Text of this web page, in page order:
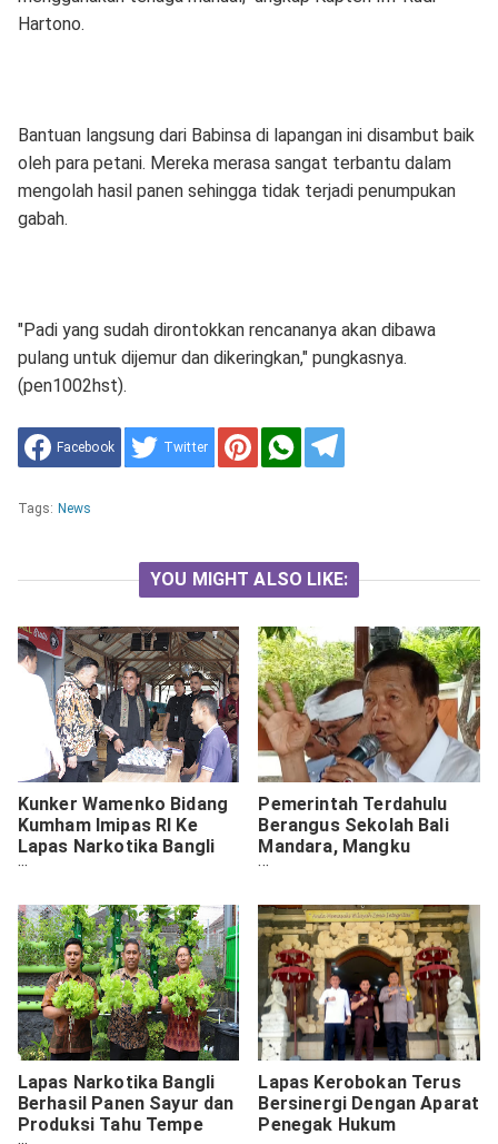
Hartono.
Bantuan langsung dari Babinsa di lapangan ini disambut baik
oleh para petani. Mereka merasa sangat terbantu dalam
mengolah hasil panen sehingga tidak terjadi penumpukan
gabah.
"Padi yang sudah dirontokkan rencananya akan dibawa
pulang untuk dijemur dan dikeringkan," pungkasnya.
(pen1002hst).
Facebook Twitter
Tags: News
YOU MIGHT ALSO LIKE:
Kunker Wamenko Bidang
Kumham Imipas RI Ke
Lapas Narkotika Bangli
Dorong Program
Humanis, Berorientasi
Pemulihan
Pemerintah Terdahulu
Berangus Sekolah Bali
Mandara, Mangku
Pastika: Dirikan Sekolah
Masyarakat Miskin
Lapas Narkotika Bangli
Berhasil Panen Sayur dan
Produksi Tahu Tempe
Lapas Kerobokan Terus
Bersinergi Dengan Aparat
Penegak Hukum